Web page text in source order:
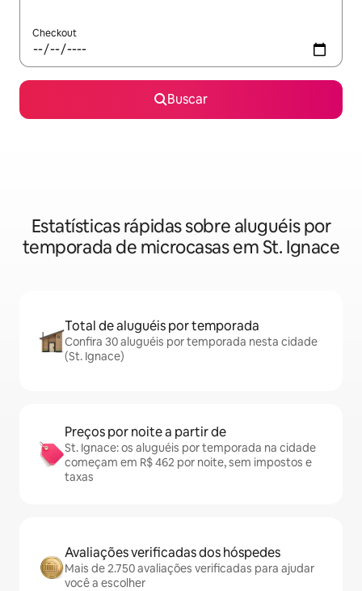
Checkout
Buscar
Estatísticas rápidas sobre aluguéis por
temporada de microcasas em St. Ignace
Total de aluguéis por temporada
Confira 30 aluguéis por temporada nesta cidade
(St. Ignace)
Preços por noite a partir de
St. Ignace: os aluguéis por temporada na cidade
começam em R$ 462 por noite, sem impostos e
taxas
Avaliações verificadas dos hóspedes
Mais de 2.750 avaliações verificadas para ajudar
você a escolher